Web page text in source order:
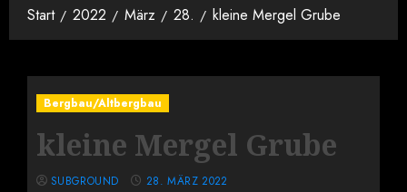
Start 2022 März 28. kleine Mergel Grube
Bergbau/Altbergbau
kleine Mergel Grube
SUBGROUND 28. MÄRZ 2022